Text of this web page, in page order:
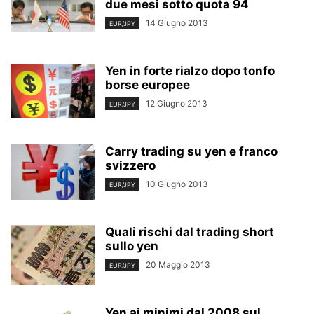
due mesi sotto quota 94
EUR/JPY 14 Giugno 2013
Yen in forte rialzo dopo tonfo
borse europee
EUR/JPY 12 Giugno 2013
Carry trading su yen e franco
svizzero
EUR/JPY 10 Giugno 2013
Quali rischi dal trading short
sullo yen
EUR/JPY 20 Maggio 2013